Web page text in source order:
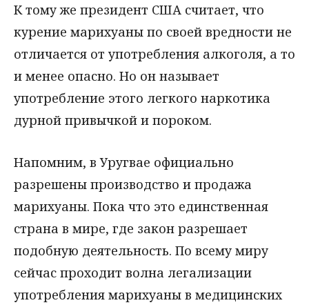
К тому же президент США считает, что
курение марихуаны по своей вредности не
отличается от употребления алкоголя, а то
и менее опасно. Но он называет
употребление этого легкого наркотика
дурной привычкой и пороком.
Напомним, в Уругвае официально
разрешены производство и продажа
марихуаны. Пока что это единственная
страна в мире, где закон разрешает
подобную деятельность. По всему миру
сейчас проходит волна легализации
употребления марихуаны в медицинских